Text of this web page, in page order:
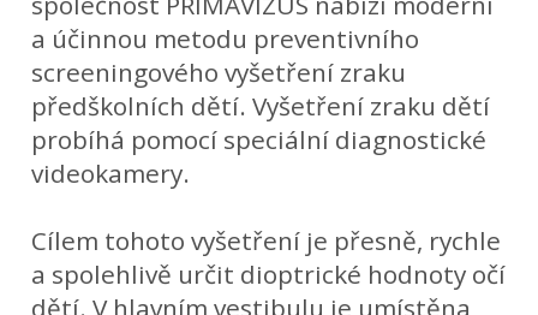
a účinnou metodu preventivního
screeningového vyšetření zraku
předškolních dětí. Vyšetření zraku dětí
probíhá pomocí speciální diagnostické
videokamery.
Cílem tohoto vyšetření je přesně, rychle
a spolehlivě určit dioptrické hodnoty očí
dětí. V hlavním vestibulu je umístěna